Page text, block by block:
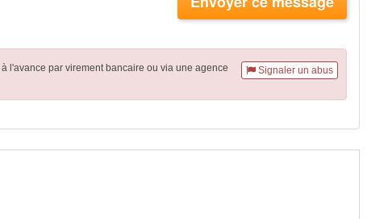
Signaler un abus
à l'avance par virement bancaire ou via une agence